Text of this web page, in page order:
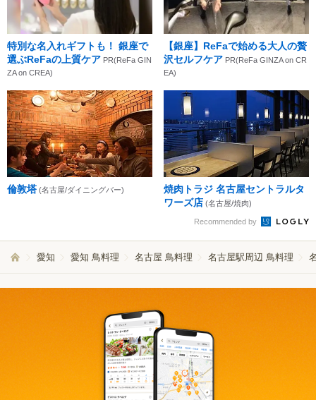
特別な名入れギフトも！ 銀座で
選ぶReFaの上質ケア PR(ReFa GIN
ZA on CREA)
【銀座】ReFaで始める大人の贅
沢セルフケア PR(ReFa GINZA on CR
EA)
倫敦塔 (名古屋/ダイニングバー)
焼肉トラジ 名古屋セントラルタ
ワーズ店 (名古屋/焼肉)
Recommended by
愛知 愛知 鳥料理 名古屋 鳥料理 名古屋駅周辺 鳥料理